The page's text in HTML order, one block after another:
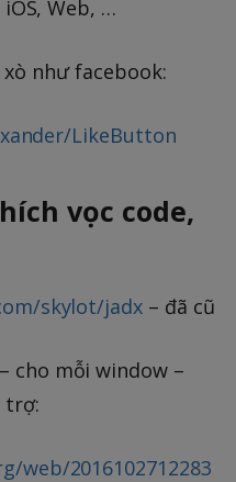
Web, …
như facebook:
LikeButton
vọc code,
skylot/jadx – đã cũ
cho mỗi window –
trợ:
web/2016102712283